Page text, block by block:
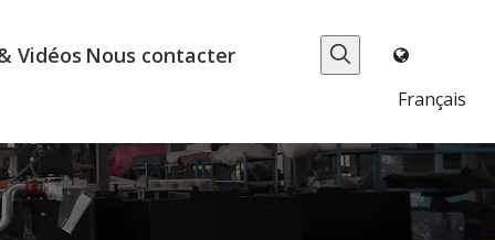
Vidéos Nous contacter
Français